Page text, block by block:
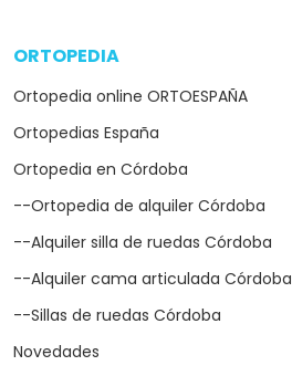
ORTOPEDIA
Ortopedia online ORTOESPAÑA
Ortopedias España
Ortopedia en Córdoba
--Ortopedia de alquiler Córdoba
--Alquiler silla de ruedas Córdoba
--Alquiler cama articulada Córdoba
--Sillas de ruedas Córdoba
Novedades